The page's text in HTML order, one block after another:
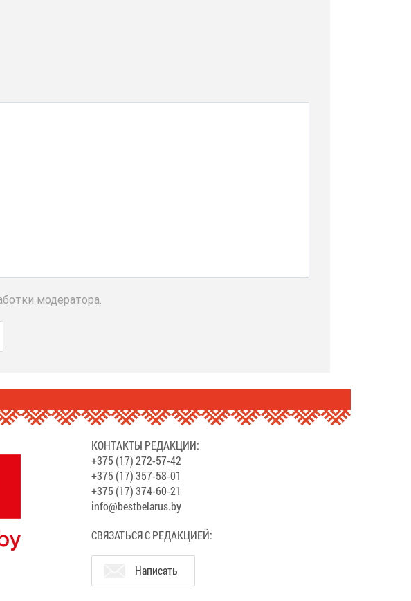
модератора.
КОНТАКТЫ РЕДАКЦИИ:
+375 (17) 272-57-42
+375 (17) 357-58-01
+375 (17) 374-60-21
info@bestbelarus.by
СВЯЗАТЬСЯ С РЕДАКЦИЕЙ:
Написать